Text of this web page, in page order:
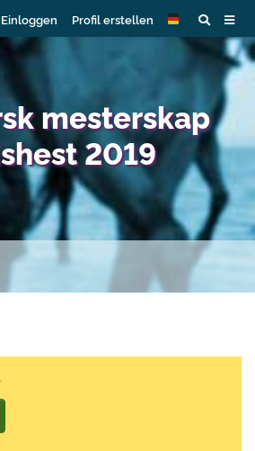
Einloggen Profil erstellen
mesterskap
2019